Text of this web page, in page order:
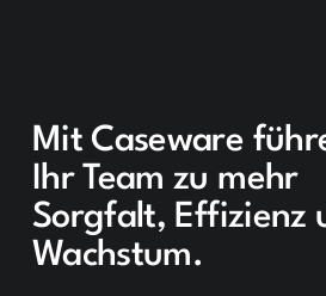
Mit Caseware
Ihr Team zu mehr
Sorgfalt, Effizienz
Wachstum.